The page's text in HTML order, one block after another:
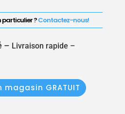
particulier ?Contactez-nous!
– Livraison rapide –
magasin GRATUIT